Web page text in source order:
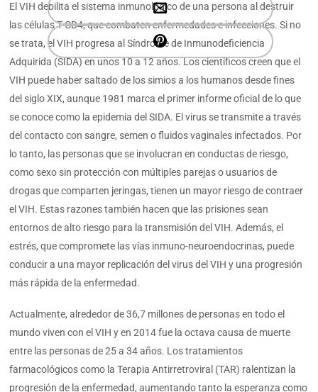
El VIH debilita el sistema inmunológico de una persona al destruir
las células T CD4, que combaten enfermedades e infecciones. Si no
se trata, el VIH progresa al Síndrome de Inmunodeficiencia
Adquirida (SIDA) en unos 10 a 12 años. Los científicos creen que el
VIH puede haber saltado de los simios a los humanos desde fines
del siglo XIX, aunque 1981 marca el primer informe oficial de lo que
se conoce como la epidemia del SIDA. El virus se transmite a través
del contacto con sangre, semen o fluidos vaginales infectados. Por
lo tanto, las personas que se involucran en conductas de riesgo,
como sexo sin protección con múltiples parejas o usuarios de
drogas que comparten jeringas, tienen un mayor riesgo de contraer
el VIH. Estas razones también hacen que las prisiones sean
entornos de alto riesgo para la transmisión del VIH. Además, el
estrés, que compromete las vías inmuno-neuroendocrinas, puede
conducir a una mayor replicación del virus del VIH y una progresión
más rápida de la enfermedad.
Actualmente, alrededor de 36,7 millones de personas en todo el
mundo viven con el VIH y en 2014 fue la octava causa de muerte
entre las personas de 25 a 34 años. Los tratamientos
farmacológicos como la Terapia Antirretroviral (TAR) ralentizan la
progresión de la enfermedad, aumentando tanto la esperanza como